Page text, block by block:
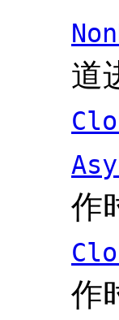
道
作
作